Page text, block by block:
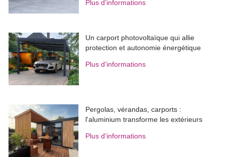
Plus d'informations
Un carport photovoltaïque qui allie
protection et autonomie énergétique
Plus d'informations
Pergolas, vérandas, carports :
l'aluminium transforme les extérieurs
Plus d'informations